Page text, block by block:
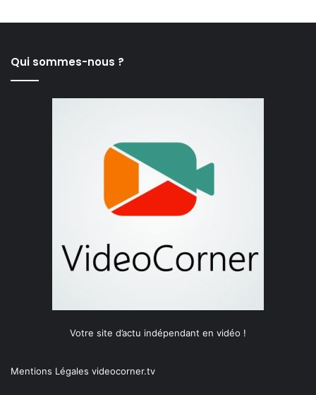
Qui sommes-nous ?
Votre site d’actu indépendant en vidéo !
Mentions Légales videocorner.tv